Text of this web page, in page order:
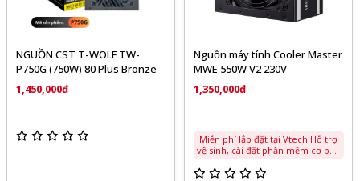
NGUỒN CST T-WOLF TW-
P750G (750W) 80 Plus Bronze
1,450,000đ
Nguồn máy tính Cooler Master
MWE 550W V2 230V
1,350,000đ
Miễn phí lắp đặt tại Vtech Hỗ trợ
vệ sinh, cài đặt phần mềm cơ bản